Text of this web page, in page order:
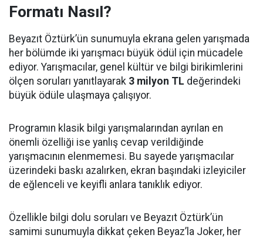
Formatı Nasıl?
Beyazıt Öztürk’ün sunumuyla ekrana gelen yarışmada
her bölümde iki yarışmacı büyük ödül için mücadele
ediyor. Yarışmacılar, genel kültür ve bilgi birikimlerini
ölçen soruları yanıtlayarak 3 milyon TL değerindeki
büyük ödüle ulaşmaya çalışıyor.
Programın klasik bilgi yarışmalarından ayrılan en
önemli özelliği ise yanlış cevap verildiğinde
yarışmacının elenmemesi. Bu sayede yarışmacılar
üzerindeki baskı azalırken, ekran başındaki izleyiciler
de eğlenceli ve keyifli anlara tanıklık ediyor.
Özellikle bilgi dolu soruları ve Beyazıt Öztürk’ün
samimi sunumuyla dikkat çeken Beyaz’la Joker, her